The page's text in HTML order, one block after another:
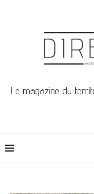
Le magazine du